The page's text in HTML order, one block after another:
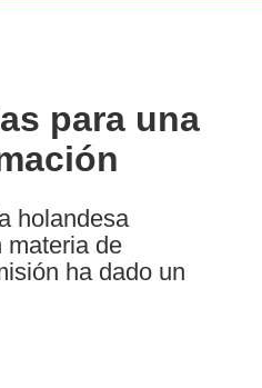
para una
holandesa
materia de
ha dado un